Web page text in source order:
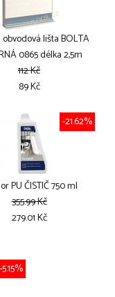
lišta BOLTA
0865 délka 2,5m
112 Kč
89 Kč
PU ČISTIČ 750 ml
-21.62%
355.99 Kč
279.01 Kč
-5.15%